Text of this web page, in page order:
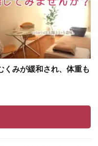
くみが緩和され、体重も